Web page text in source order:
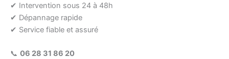
✔ Intervention sous 24 à 48h
✔ Dépannage rapide
✔ Service fiable et assuré
📞 06 28 31 86 20